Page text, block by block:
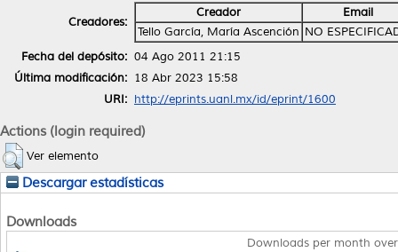
Creadores:
Creador
Email
Tello García, María Ascención NO
Fecha del depósito: 04 Ago 2011 21:15
Última modificación: 18 Abr 2023 15:58
URI: http://eprints.uanl.mx/id/eprint/1600
Actions (login required)
Ver elemento
Descargar estadísticas
Downloads
Downloads per month